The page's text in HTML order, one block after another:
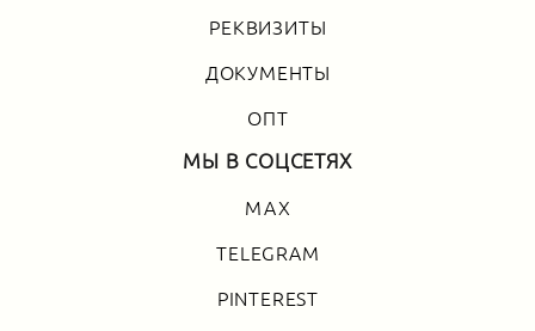
РЕКВИЗИТЫ
ДОКУМЕНТЫ
ОПТ
МЫ В СОЦСЕТЯХ
MAX
TELEGRAM
PINTEREST